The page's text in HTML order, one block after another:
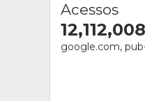
Acessos
12,112,008
google.com,